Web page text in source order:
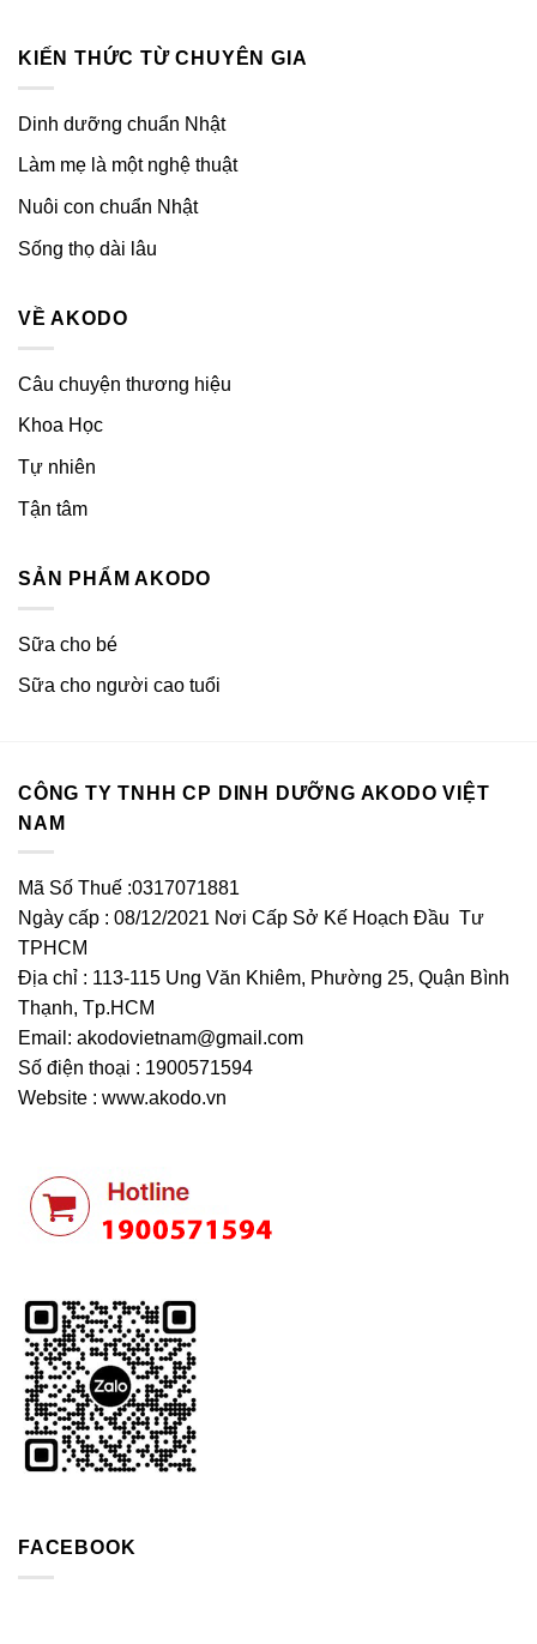
KIẾN THỨC TỪ CHUYÊN GIA
Dinh dưỡng chuẩn Nhật
Làm mẹ là một nghệ thuật
Nuôi con chuẩn Nhật
Sống thọ dài lâu
VỀ AKODO
Câu chuyện thương hiệu
Khoa Học
Tự nhiên
Tận tâm
SẢN PHẨM AKODO
Sữa cho bé
Sữa cho người cao tuổi
CÔNG TY TNHH CP DINH DƯỠNG AKODO VIỆT
NAM
Mã Số Thuế :0317071881
Ngày cấp : 08/12/2021 Nơi Cấp Sở Kế Hoạch Đầu Tư
TPHCM
Địa chỉ : 113-115 Ung Văn Khiêm, Phường 25, Quận Bình
Thạnh, Tp.HCM
Email: akodovietnam@gmail.com
Số điện thoại : 1900571594
Website : www.akodo.vn
FACEBOOK